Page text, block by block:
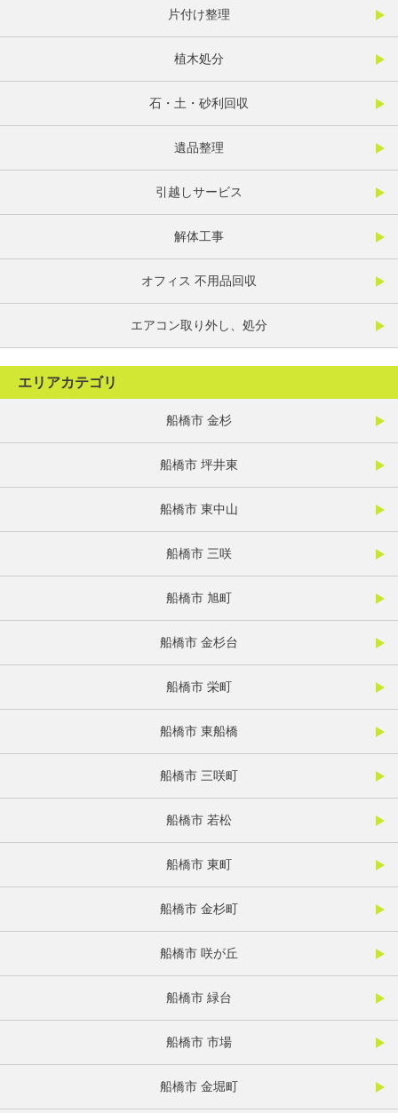
片付け整理
植木処分
石・土・砂利回収
遺品整理
引越しサービス
解体工事
オフィス 不用品回収
エアコン取り外し、処分
エリアカテゴリ
船橋市 金杉
船橋市 坪井東
船橋市 東中山
船橋市 三咲
船橋市 旭町
船橋市 金杉台
船橋市 栄町
船橋市 東船橋
船橋市 三咲町
船橋市 若松
船橋市 東町
船橋市 金杉町
船橋市 咲が丘
船橋市 緑台
船橋市 市場
船橋市 金堀町